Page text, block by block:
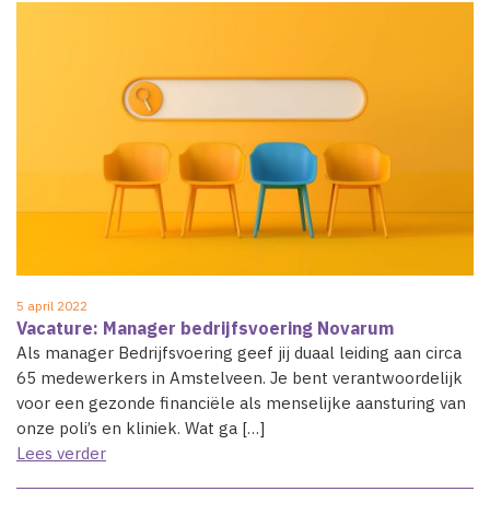
5 april 2022
Vacature: Manager bedrijfsvoering Novarum
Als manager Bedrijfsvoering geef jij duaal leiding aan circa
65 medewerkers in Amstelveen. Je bent verantwoordelijk
voor een gezonde financiële als menselijke aansturing van
onze poli’s en kliniek. Wat ga […]
Lees verder